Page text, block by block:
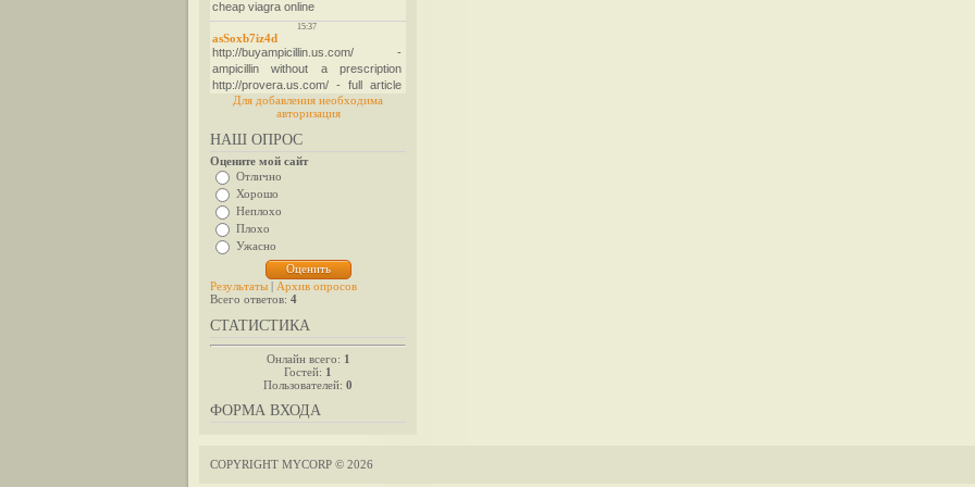
Для добавления необходима
авторизация
НАШ ОПРОС
Оцените мой сайт
Отлично
Хорошо
Неплохо
Плохо
Ужасно
Результаты | Архив опросов
Всего ответов: 4
СТАТИСТИКА
Онлайн всего: 1
Гостей: 1
Пользователей: 0
ФОРМА ВХОДА
COPYRIGHT MYCORP © 2026